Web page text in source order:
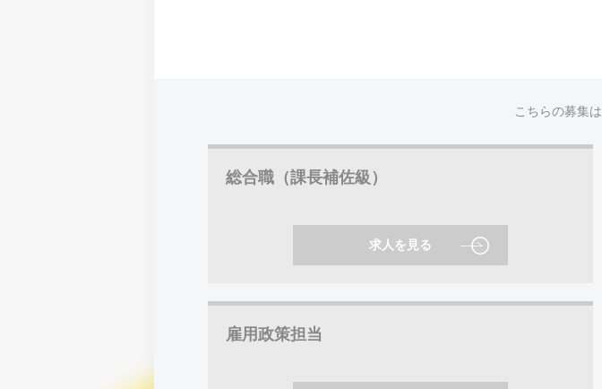
こちらの募集
総合職（課長補佐級）
求人を見る
雇用政策担当